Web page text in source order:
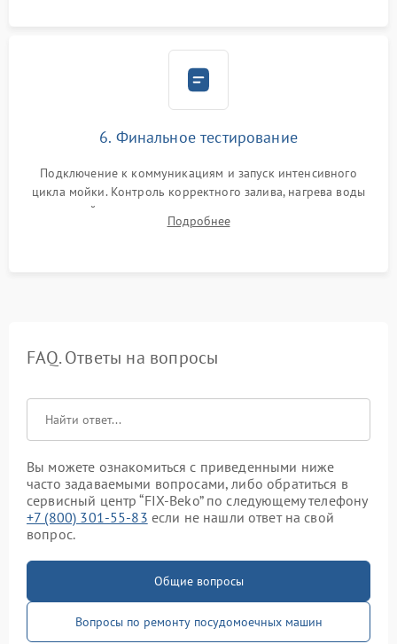
6. Финальное тестирование
Подключение к коммуникациям и запуск интенсивного
цикла мойки. Контроль корректного залива, нагрева воды
до нужной температуры, отсутствия посторонних шумов,
штатного слива и абсолютной сухости в поддоне.
Подробнее
FAQ. Ответы на вопросы
Вы можете ознакомиться с приведенными ниже
часто задаваемыми вопросами, либо обратиться в
сервисный центр “FIX-Beko” по следующему телефону
+7 (800) 301-55-83 если не нашли ответ на свой
вопрос.
Общие вопросы
Вопросы по ремонту посудомоечных машин